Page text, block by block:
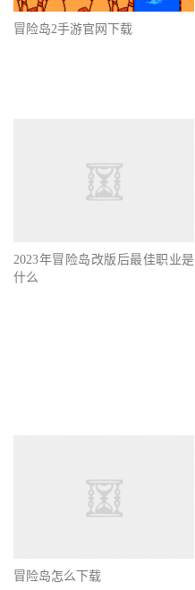
冒险岛2手游官网下载
2023年冒险岛改版后最佳职业是
什么
冒险岛怎么下载